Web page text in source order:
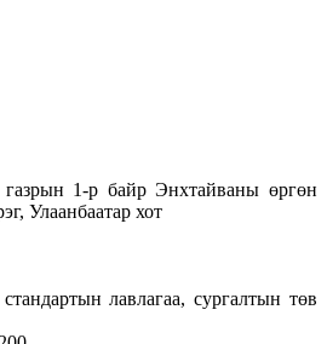
1-р байр Энхтайваны өргөн
Улаанбаатар хот
лавлагаа, сургалтын төв